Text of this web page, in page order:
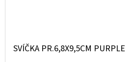
SVÍČKA PR.6,8X9,5CM PURPLE